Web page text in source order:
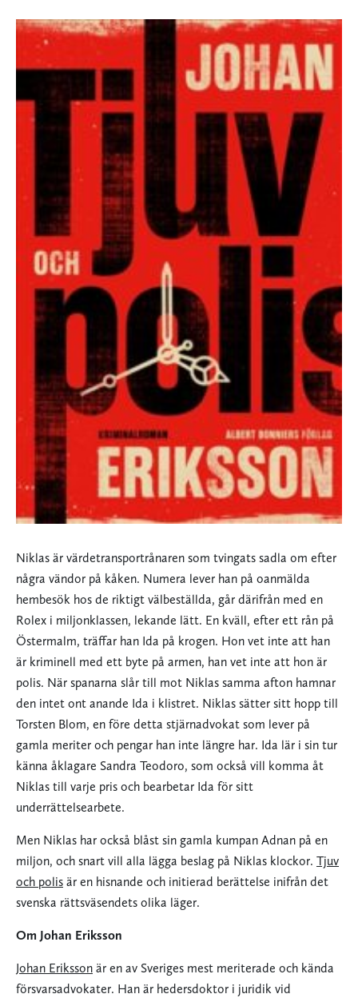
Niklas är värdetransportrånaren som tvingats sadla om efter
några vändor på kåken. Numera lever han på oanmälda
hembesök hos de riktigt välbeställda, går därifrån med en
Rolex i miljonklassen, lekande lätt. En kväll, efter ett rån på
Östermalm, träffar han Ida på krogen. Hon vet inte att han
är kriminell med ett byte på armen, han vet inte att hon är
polis. När spanarna slår till mot Niklas samma afton hamnar
den intet ont anande Ida i klistret. Niklas sätter sitt hopp till
Torsten Blom, en före detta stjärnadvokat som lever på
gamla meriter och pengar han inte längre har. Ida lär i sin tur
känna åklagare Sandra Teodoro, som också vill komma åt
Niklas till varje pris och bearbetar Ida för sitt
underrättelsearbete.
Men Niklas har också blåst sin gamla kumpan Adnan på en
miljon, och snart vill alla lägga beslag på Niklas klockor. Tjuv
och polis är en hisnande och initierad berättelse inifrån det
svenska rättsväsendets olika läger.
Om Johan Eriksson
Johan Eriksson är en av Sveriges mest meriterade och kända
försvarsadvokater. Han är hedersdoktor i juridik vid